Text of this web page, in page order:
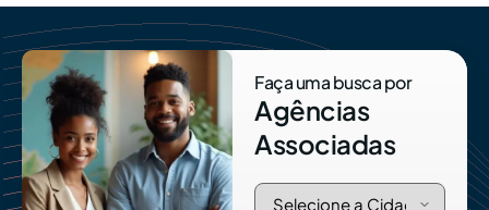
Faça uma busca por
Agências
Associadas